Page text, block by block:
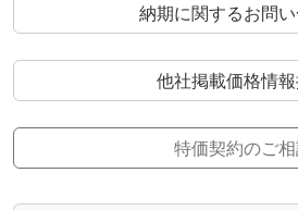
納期に関するお問
他社掲載価格情
特価契約のご